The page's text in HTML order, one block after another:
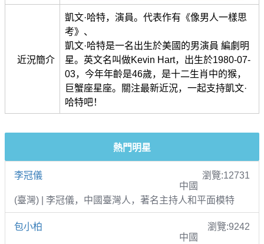
近況簡介
凱文·哈特，演員。代表作有《像男人一樣思
考》、
凱文·哈特是一名出生於美國的男演員 編劇明
星。英文名叫做Kevin Hart，出生於1980-07-
03，今年年齡是46歲，是十二生肖中的猴，
巨蟹座星座。關注最新近況，一起支持凱文·
哈特吧！
熱門明星
李冠儀
瀏覽:12731
中國
(臺灣) | 李冠儀，中國臺灣人，著名主持人和平面模特
包小柏
瀏覽:9242
中國